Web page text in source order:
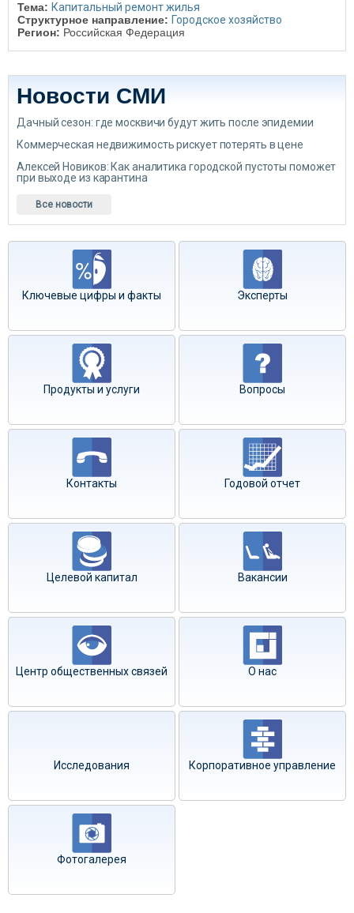
Тема: Капитальный ремонт жилья
Структурное направление: Городское хозяйство
Регион: Российская Федерация
Новости СМИ
Дачный сезон: где москвичи будут жить после эпидемии
Коммерческая недвижимость рискует потерять в цене
Алексей Новиков: Как аналитика городской пустоты поможет
при выходе из карантина
Все новости
Ключевые цифры и факты Эксперты
Продукты и услуги Вопросы
Контакты Годовой отчет
Целевой капитал Вакансии
Центр общественных связей О нас
Исследования Корпоративное управление
Фотогалерея